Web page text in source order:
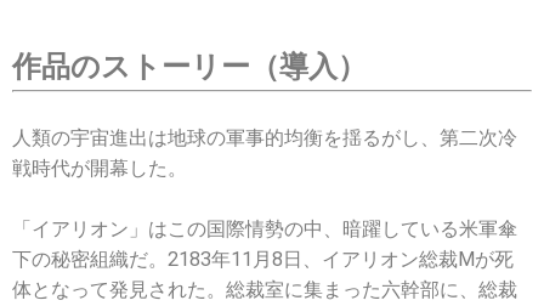
作品のストーリー（導入）
人類の宇宙進出は地球の軍事的均衡を揺るがし、第二次冷
戦時代が開幕した。
「イアリオン」はこの国際情勢の中、暗躍している米軍傘
下の秘密組織だ。2183年11月8日、イアリオン総裁Mが死
体となって発見された。総裁室に集まった六幹部に、総裁